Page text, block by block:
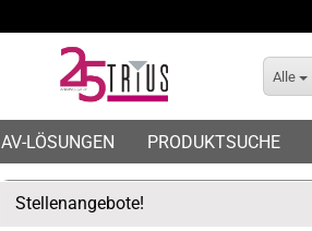
Alle
AV-LÖSUNGEN PRODUKTSUCHE
Stellenangebote!